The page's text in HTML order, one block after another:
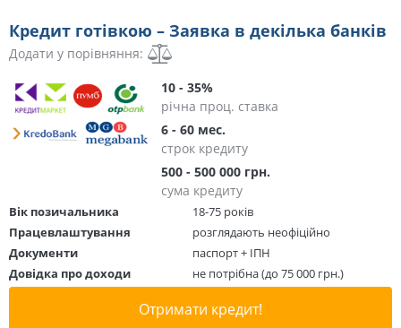
Кредит готівкою – Заявка в декілька банків
Додати у порівняння:
10 - 35%
річна проц. ставка
6 - 60 мес.
строк кредиту
500 - 500 000 грн.
сума кредиту
Вік позичальника
18-75 років
Працевлаштування
розглядають неофіційно
Документи
паспорт + ІПН
Довідка про доходи
не потрібна (до 75 000 грн.)
Отримати кредит!